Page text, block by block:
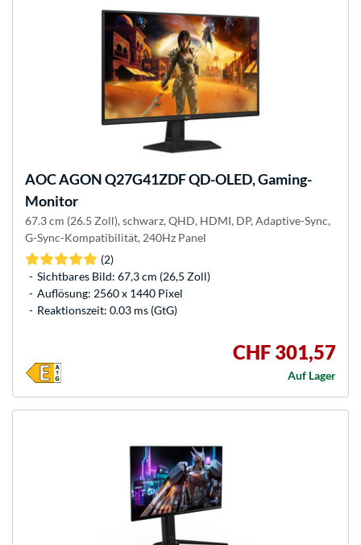
AOCAGON Q27G41ZDF QD-OLED, Gaming-
Monitor
67.3 cm (26.5 Zoll), schwarz, QHD, HDMI, DP, Adaptive-Sync,
G-Sync-Kompatibilität, 240Hz Panel
(2)
Sichtbares Bild: 67,3 cm (26,5 Zoll)
Auflösung: 2560 x 1440 Pixel
Reaktionszeit: 0.03 ms (GtG)
CHF 301,57
Auf Lager